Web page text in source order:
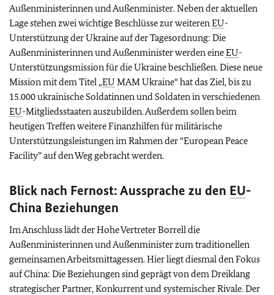
Außenministerinnen und Außenminister. Neben der aktuellen
Lage stehen zwei wichtige Beschlüsse zur weiteren EU-
Unterstützung der Ukraine auf der Tagesordnung: Die
Außenministerinnen und Außenminister werden eineEU-
Unterstützungsmission für die Ukraine beschließen. Diese neue
Mission mit dem Titel „EU MAM Ukraine“ hat das Ziel, bis zu
15.000 ukrainische Soldatinnen und Soldaten in verschiedenen
EU-Mitgliedsstaaten auszubilden. Außerdem sollen beim
heutigen Treffen weitere Finanzhilfen für militärische
Unterstützungsleistungen im Rahmen der“European Peace
Facility”auf den Weg gebracht werden.
Blick nach Fernost: Aussprache zu den EU-
China Beziehungen
Im Anschluss lädt der Hohe Vertreter Borrell die
Außenministerinnen und Außenminister zum traditionellen
gemeinsamen Arbeitsmittagessen. Hier liegt diesmal den Fokus
auf China: Die Beziehungen sind geprägt von dem Dreiklang
strategischer Partner, Konkurrent und systemischer Rivale. Der